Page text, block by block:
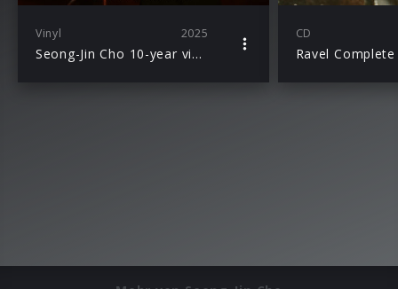
Vinyl 2025
Seong-Jin Cho 10-year vinyl edition Chopin Piano Competition Winner
CD
Ravel Complete